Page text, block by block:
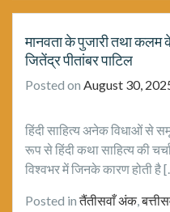
मानवता के पुजारी तथा कलम
जितेंद्र पीतांबर पाटिल
Posted on August 30,
हिंदी साहित्य अनेक विधाओं से
रूप से हिंदी कथा साहित्य की
विश्वभर में जिनके कारण होती है
Posted inतैंतीसवाँ अंक,